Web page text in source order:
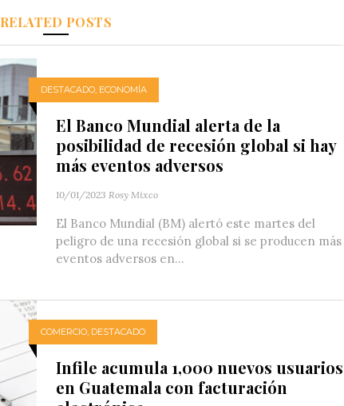
RELATED POSTS
DESTACADO, ECONOMÍA
El Banco Mundial alerta de la
posibilidad de recesión global si hay
más eventos adversos
10/01/2023 Rosy Mixco
El Banco Mundial (BM) alertó este martes del
peligro de una recesión global si se producen más
eventos adversos en...
COMERCIO, DESTACADO
Infile acumula 1,000 nuevos usuarios
en Guatemala con facturación